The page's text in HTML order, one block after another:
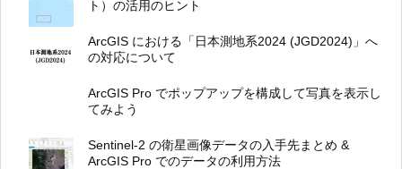
ト）の活用のヒント
ArcGIS における「日本測地系2024 (JGD2024)」へ
の対応について
ArcGIS Pro でポップアップを構成して写真を表示し
てみよう
Sentinel-2 の衛星画像データの入手先まとめ &
ArcGIS Pro でのデータの利用方法